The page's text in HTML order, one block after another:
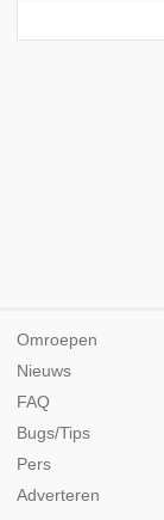
Omroepen
Nieuws
FAQ
Bugs/Tips
Pers
Adverteren